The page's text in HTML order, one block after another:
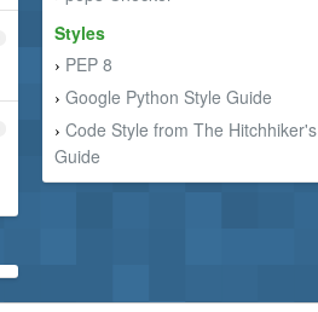
Styles
› PEP 8
› Google Python Style Guide
› Code Style from The Hitchhiker's
Guide